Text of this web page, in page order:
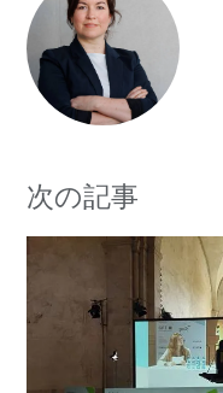
次の記事